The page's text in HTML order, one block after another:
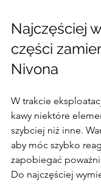
Najczęściej
części
Nivona
W trakcie
kawy niektóre
szybciej niż inne.
aby móc szybko
zapobiegać
Do najczęściej